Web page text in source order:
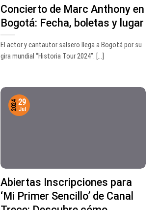
Concierto de Marc Anthony en
Bogotá: Fecha, boletas y lugar
El actor y cantautor salsero llega a Bogotá por su
gira mundial “Historia Tour 2024”. [...]
Abiertas Inscripciones para
‘Mi Primer Sencillo’ de Canal
29
Jul
2024